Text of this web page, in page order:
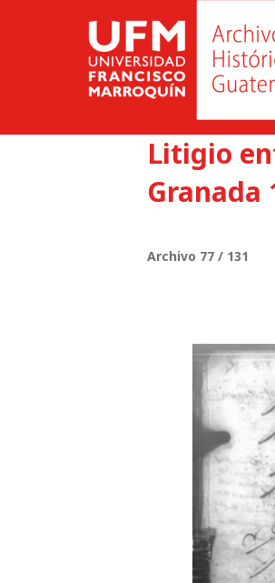
Litigio
Granada
Archivo 77 / 131